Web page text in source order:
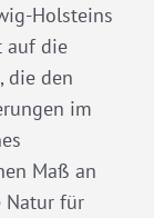
Holsteins
auf die
die den
im
Maß an
Natur für